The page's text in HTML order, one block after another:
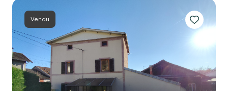
estimation
biens
louer
biens
Vendu